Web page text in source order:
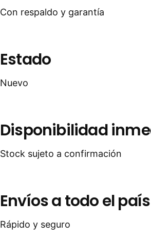
Con respaldo y garantía
Estado
Nuevo
Disponibilidad
Stock sujeto a confirmación
Envíos a todo el país
Rápido y seguro